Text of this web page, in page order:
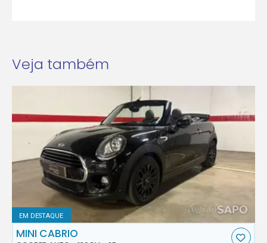
Veja também
EM DESTAQUE
MINI CABRIO